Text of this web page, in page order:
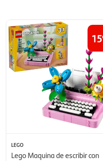
15
LEGO
Lego Maquina de escribir con